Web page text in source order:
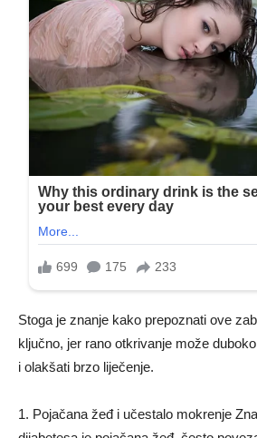
Stoga je znanje kako prepoznati ove
ključno, jer rano otkrivanje može
i olakšati brzo liječenje.
1. Pojačana žeđ i učestalo mokrenje